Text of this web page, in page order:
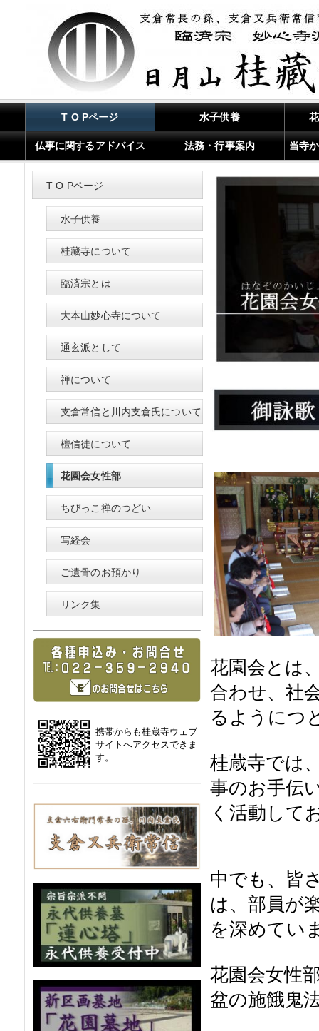
T O Pページ 水子供養
仏事に関するアドバイス 法務・行事案内 当寺
花園会とは
合わせ、社
るようにつ
桂蔵寺では
事のお手伝
く活動して
中でも、皆
は、部員が
を深めてい
花園会女性
盆の施餓鬼
T O Pページ
水子供養
桂藏寺について
臨済宗とは
大本山妙心寺について
通玄派として
禅について
支倉常信と川内支倉氏について
檀信徒について
花園会女性部
ちびっこ禅のつどい
写経会
ご遺骨のお預かり
リンク集
携帯からも桂蔵寺ウェブ
サイトへアクセスできま
す。